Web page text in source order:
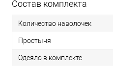
Состав комплекта
Количество наволочек
Простыня
Одеяло в комплекте